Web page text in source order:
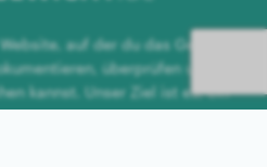
auf der du das Gewicht
überprüfen und mit
kannst. Unser Ziel ist es, ein
Hundes zu fördern und zu